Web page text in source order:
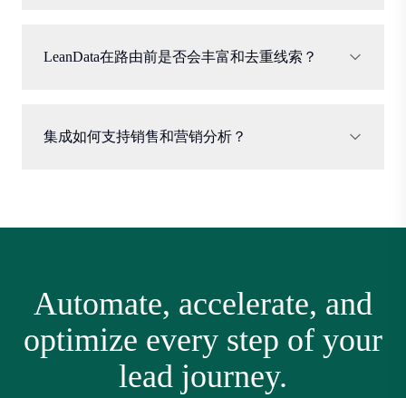
LeanData在路由前是否会丰富和去重线索？
集成如何支持销售和营销分析？
Automate, accelerate, and
optimize every step of your
lead journey.